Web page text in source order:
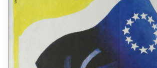
MOSTRE
PALAZZO DELLE MUSE